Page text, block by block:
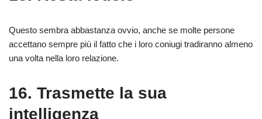
Questo sembra abbastanza ovvio, anche se molte persone
accettano sempre più il fatto che i loro coniugi tradiranno almeno
una volta nella loro relazione.
16. Trasmette la sua
intelligenza